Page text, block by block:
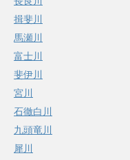
揖斐川
馬瀬川
富士川
斐伊川
宮川
石徹白川
九頭竜川
犀川